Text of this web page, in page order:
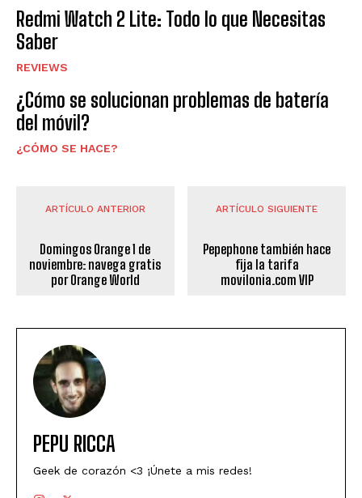
Redmi Watch 2 Lite: Todo lo que Necesitas
Saber
REVIEWS
¿Cómo se solucionan problemas de batería
del móvil?
¿CÓMO SE HACE?
ARTÍCULO ANTERIOR
Domingos Orange 1 de
noviembre: navega gratis
por Orange World
ARTÍCULO SIGUIENTE
Pepephone también hace
fija la tarifa
movilonia.com VIP
PEPU RICCA
Geek de corazón <3 ¡Únete a mis redes!